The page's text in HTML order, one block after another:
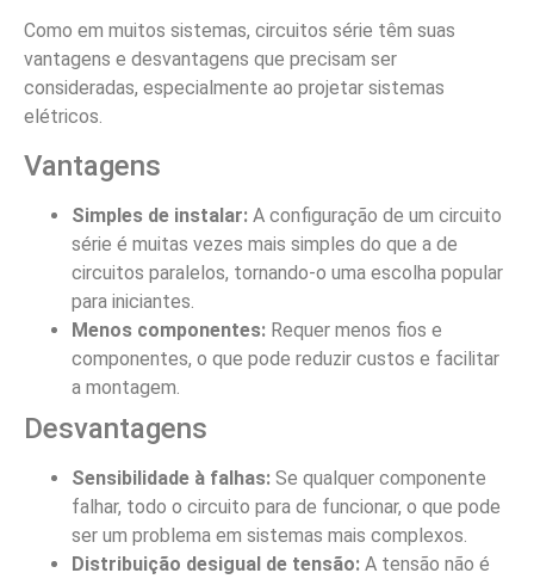
Como em muitos sistemas, circuitos série têm suas
vantagens e desvantagens que precisam ser
consideradas, especialmente ao projetar sistemas
elétricos.
Vantagens
Simples de instalar: A configuração de um circuito
série é muitas vezes mais simples do que a de
circuitos paralelos, tornando-o uma escolha popular
para iniciantes.
Menos componentes: Requer menos fios e
componentes, o que pode reduzir custos e facilitar
a montagem.
Desvantagens
Sensibilidade à falhas: Se qualquer componente
falhar, todo o circuito para de funcionar, o que pode
ser um problema em sistemas mais complexos.
Distribuição desigual de tensão: A tensão não é